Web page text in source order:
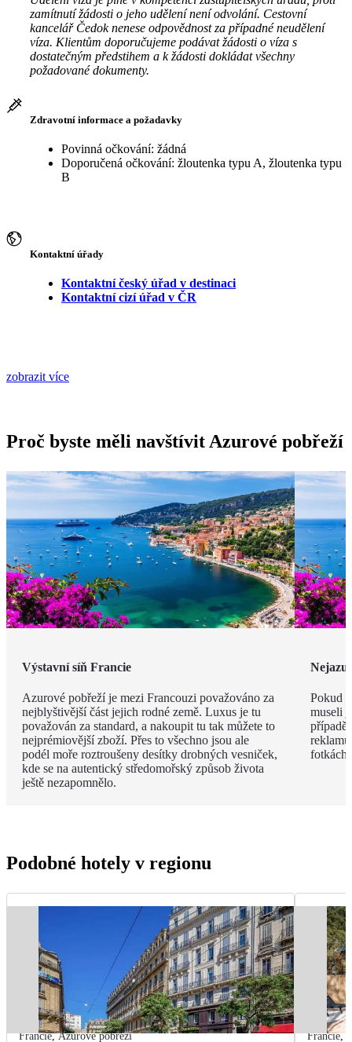
zamítnutí žádosti o jeho udělení není odvolání. Cestovní
kancelář Čedok nenese odpovědnost za případné neudělení
víza. Klientům doporučujeme podávat žádosti o víza s
dostatečným předstihem a k žádosti dokládat všechny
požadované dokumenty.
Zdravotní informace a požadavky
Povinná očkování: žádná
Doporučená očkování: žloutenka typu A, žloutenka typu
B
Kontaktní úřady
Kontaktní český úřad v destinaci
Kontaktní cizí úřad v ČR
zobrazit více
Proč byste měli navštívit Azurové pobřeží
Výstavní síň Francie
Azurové pobřeží je mezi Francouzi považováno za
nejblyštivější část jejich rodné země. Luxus je tu
považován za standard, a nakoupit tu tak můžete to
nejprémiovější zboží. Přes to všechno jsou ale
podél moře roztroušeny desítky drobných vesniček,
kde se na autentický středomořský způsob života
ještě nezapomnělo.
Pokud
museli
případě
fotkách!
Podobné hotely v regionu
Francie,Azurové pobřeží Francie,